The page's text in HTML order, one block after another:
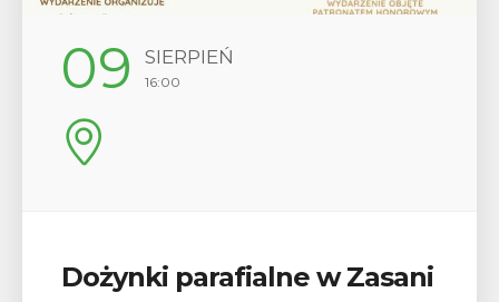
12 SIERPIEŃ
17:00
Wykład „Jak zdobyć